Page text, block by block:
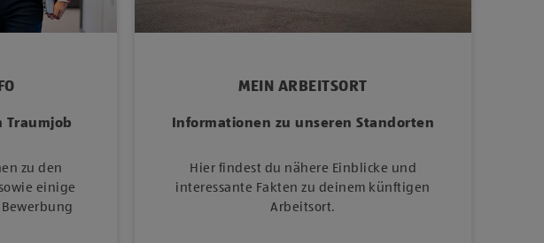
Traumjob
zu den
einige
MEIN ARBEITSORT
Informationen zu unseren Standorten
Hier findest du nähere Einblicke und
interessante Fakten zu deinem künftigen
Arbeitsort.